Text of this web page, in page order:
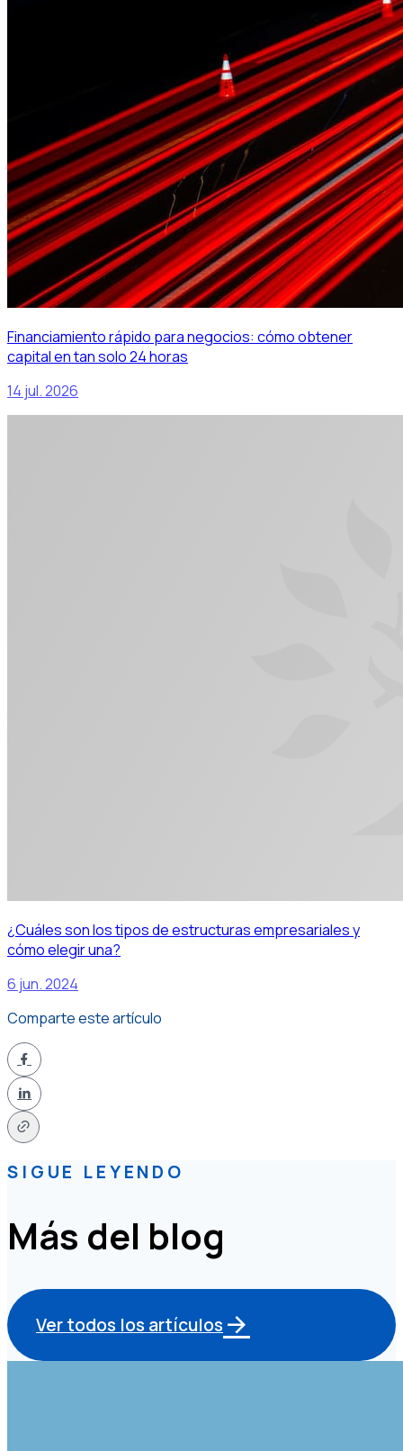
Financiamiento rápido para negocios: cómo obtener
capital en tan solo 24 horas
14 jul. 2026
¿Cuáles son los tipos de estructuras empresariales y
cómo elegir una?
6 jun. 2024
Comparte este artículo
SIGUE LEYENDO
Más del blog
Ver todos los artículos